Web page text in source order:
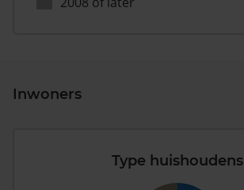
Inwoners
Type huishoudens